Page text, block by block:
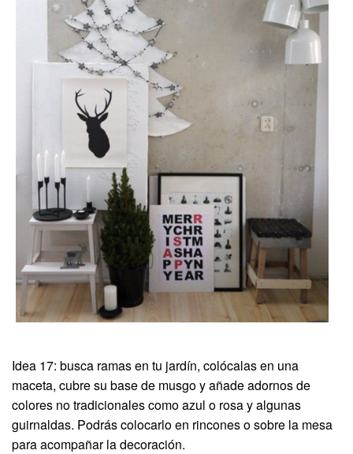
Idea 17: busca ramas en tu jardín, colócalas en una
maceta, cubre su base de musgo y añade adornos de
colores no tradicionales como azul o rosa y algunas
guirnaldas. Podrás colocarlo en rincones o sobre la mesa
para acompañar la decoración.